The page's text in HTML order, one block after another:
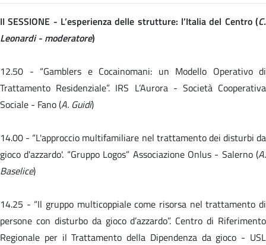
II SESSIONE - L’esperienza delle strutture: l’Italia del Centro (C.
Leonardi - moderatore)
12.50 - “Gamblers e Cocainomani: un Modello Operativo di
Trattamento Residenziale”. IRS L’Aurora - Società Cooperativa
Sociale - Fano (A. Guidi)
14.00 - “L'approccio multifamiliare nel trattamento dei disturbi da
gioco d'azzardo'. “Gruppo Logos” Associazione Onlus - Salerno (A.
Baselice)
14.25 - “Il gruppo multicoppiale come risorsa nel trattamento di
persone con disturbo da gioco d’azzardo”. Centro di Riferimento
Regionale per il Trattamento della Dipendenza da gioco - USL